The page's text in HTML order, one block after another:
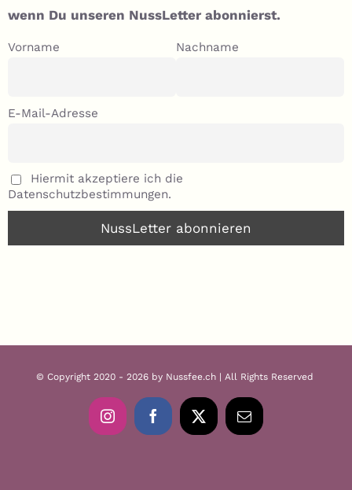
wenn Du unseren NussLetter abonnierst.
Vorname Nachname
E-Mail-Adresse
Hiermit akzeptiere ich die
Datenschutzbestimmungen.
© Copyright 2020 - 2026 by Nussfee.ch | All Rights Reserved
InstagramFacebook
X
E-
Mail